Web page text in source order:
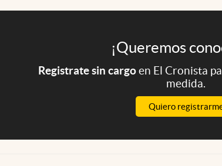
¡Queremos
Registrate sin cargoen El Cronista
medida.
Quiero